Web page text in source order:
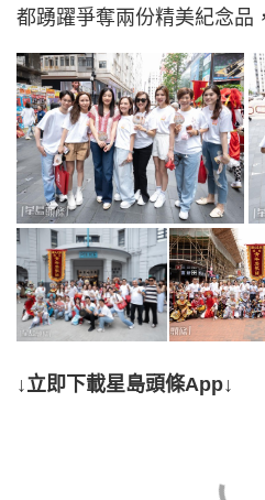
都踴躍爭奪兩份精美紀念品
↓立即下載星島頭條App↓